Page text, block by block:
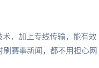
术，加上专线传输，能有效
赛事新闻，都不用担心网